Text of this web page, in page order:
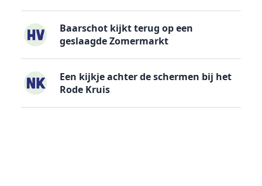
Baarschot kijkt terug op een
geslaagde Zomermarkt
Een kijkje achter de schermen bij het
Rode Kruis